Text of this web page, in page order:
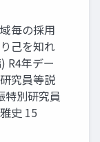
毎の採用
己を知れ
R4年デー
究員等説
特別研究員
史 15